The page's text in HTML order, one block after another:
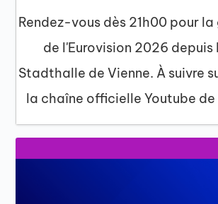
Rendez-vous dès 21h00 pour
de l'Eurovision 2026 depuis
Stadthalle de Vienne. À suivre
la chaîne officielle Youtube de